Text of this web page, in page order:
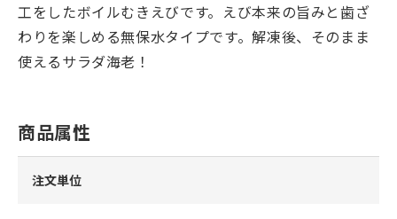
工をしたボイルむきえびです。えび本来の旨みと歯ざ
わりを楽しめる無保水タイプです。解凍後、そのまま
使えるサラダ海老！
商品属性
注文単位